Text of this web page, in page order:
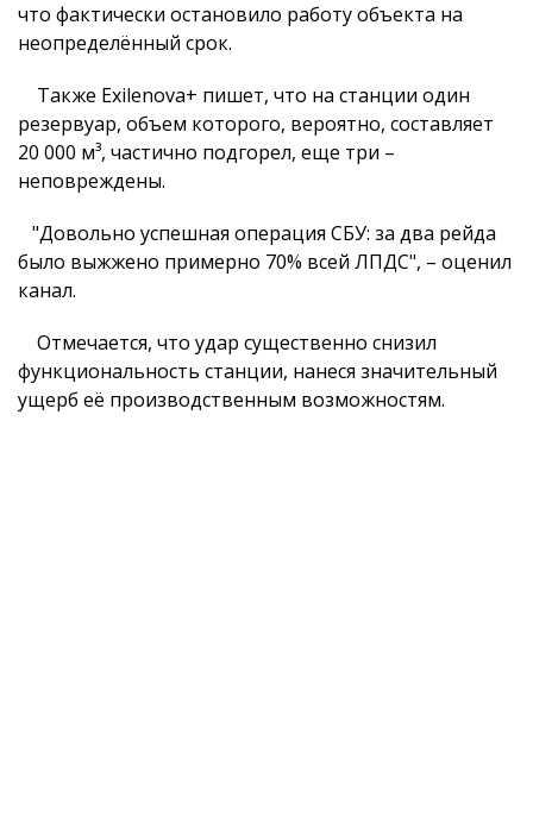
что фактически остановило работу объекта на
неопределённый срок.
Также Exilenova+ пишет, что на станции один
резервуар, объем которого, вероятно, составляет
20 000 м³, частично подгорел, еще три –
неповреждены.
"Довольно успешная операция СБУ: за два рейда
было выжжено примерно 70% всей ЛПДС", – оценил
канал.
Отмечается, что удар существенно снизил
функциональность станции, нанеся значительный
ущерб её производственным возможностям.